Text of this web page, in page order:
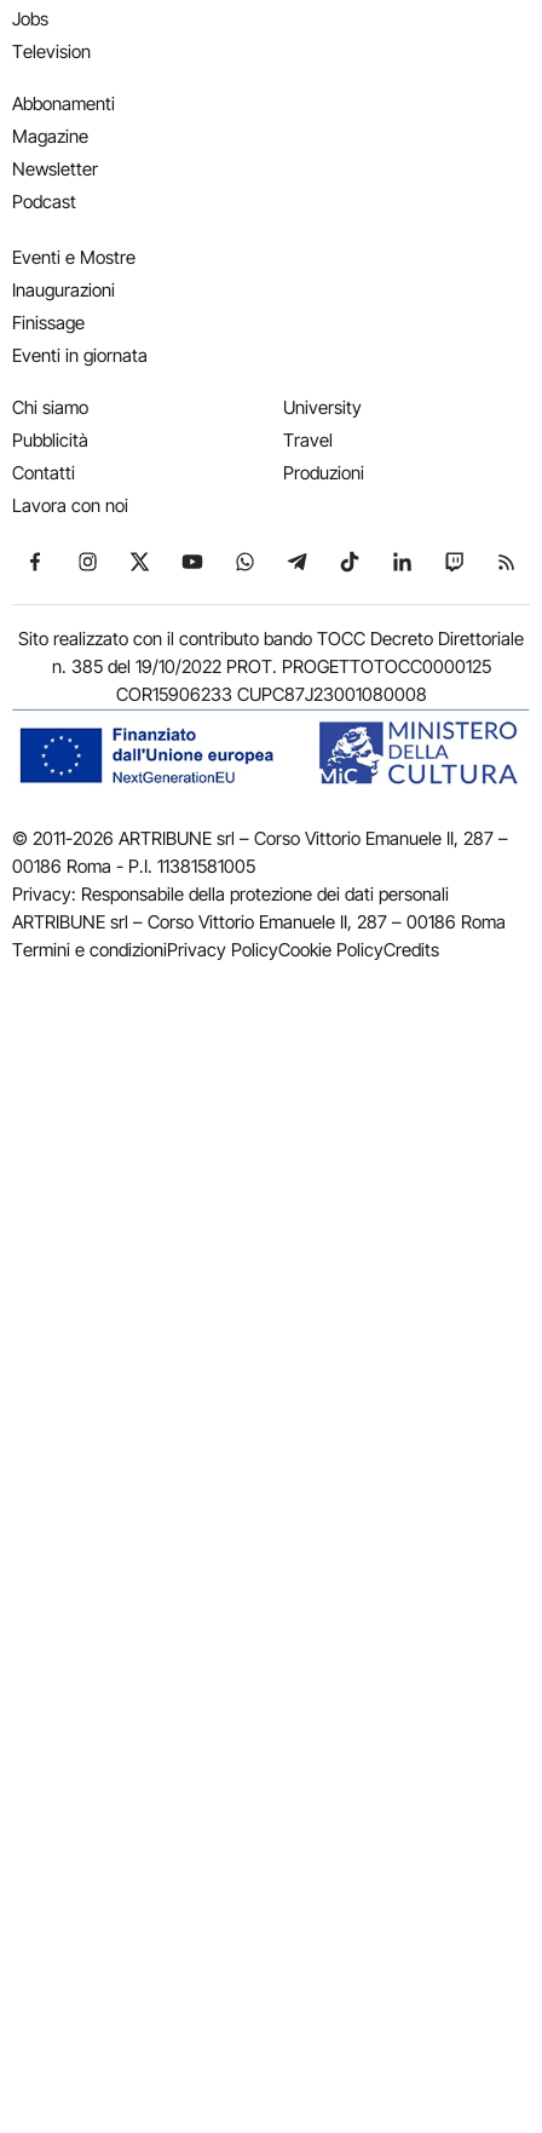
Jobs
Television
Abbonamenti
Magazine
Newsletter
Podcast
Eventi e Mostre
Inaugurazioni
Finissage
Eventi in giornata
Chi siamo
Pubblicità
Contatti
Lavora con noi
University
Travel
Produzioni
Seguici su Facebook
Seguici su Instagram
Seguici su X
Seguici su YouTube
Seguici su WhatsApp
Seguici su Telegram
Seguici su TikTok
Seguici su
Seguici
Sito realizzato con il contributo bando TOCC Decreto Direttoriale
n. 385 del 19/10/2022 PROT. PROGETTOTOCC0000125
COR15906233 CUPC87J23001080008
© 2011-2026 ARTRIBUNE srl – Corso Vittorio Emanuele II, 287 –
00186 Roma - P.I. 11381581005
Privacy: Responsabile della protezione dei dati personali
ARTRIBUNE srl – Corso Vittorio Emanuele II, 287 – 00186 Roma
Termini e condizioniPrivacy PolicyCookie PolicyCredits